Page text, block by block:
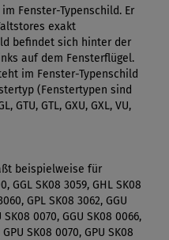
Fenster-Typenschild. Er
exakt
befindet sich hinter der
auf dem Fensterflügel.
im Fenster-Typenschild
(Fenstertypen sind
GTU, GTL, GXU, GXL, VU,
beispielweise für
GGL SK08 3059, GHL SK08
GPL SK08 3062, GGU
0070, GGU SK08 0066,
SK08 0070, GPU SK08